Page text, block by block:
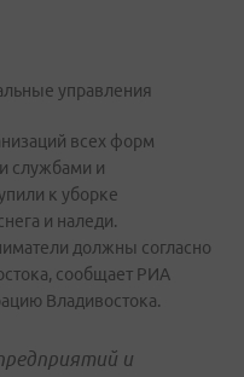
управления
всех форм
службами и
к уборке
и наледи.
должны согласно
сообщает РИА
Владивостока.
и